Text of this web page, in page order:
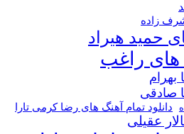
زاده
حمید هیراد
های راغب
بهرام
صادقی
دانلود تمام آهنگ های رضا کرمی تارا
عقیلی